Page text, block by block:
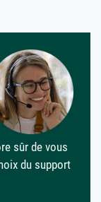
sûr de vous
du support